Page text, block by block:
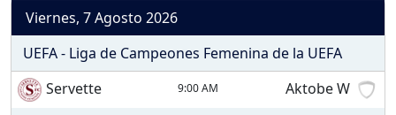
Viernes, 7 Agosto 2026
UEFA - Liga de Campeones Femenina de la UEFA
Servette
9:00 AM
Aktobe W